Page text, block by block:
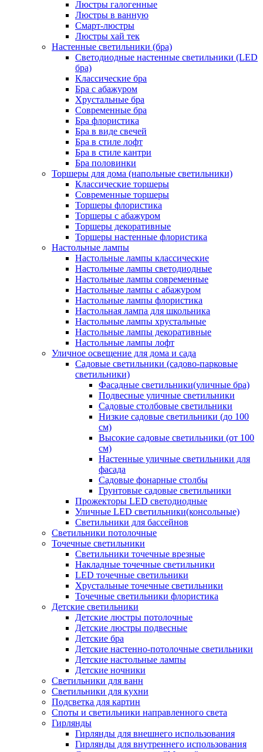
Люстры галогенные
Люстры в ванную
Смарт-люстры
Люстры хай тек
Настенные светильники (бра)
Светодиодные настенные светильники (LED
бра)
Классические бра
Бра с абажуром
Хрустальные бра
Современные бра
Бра флористика
Бра в виде свечей
Бра в стиле лофт
Бра в стиле кантри
Бра половинки
Торшеры для дома (напольные светильники)
Классические торшеры
Современные торшеры
Торшеры флористика
Торшеры с абажуром
Торшеры декоративные
Торшеры настенные флористика
Настольные лампы
Настольные лампы классические
Настольные лампы светодиодные
Настольные лампы современные
Настольные лампы с абажуром
Настольные лампы флористика
Настольная лампа для школьника
Настольные лампы хрустальные
Настольные лампы декоративные
Настольные лампы лофт
Уличное освещение для дома и сада
Садовые светильники (садово-парковые
светильники)
Фасадные светильники(уличные бра)
Подвесные уличные светильники
Садовые столбовые светильники
Низкие садовые светильники (до 100
см)
Высокие садовые светильники (от 100
см)
Настенные уличные светильники для
фасада
Садовые фонарные столбы
Грунтовые садовые светильники
Прожекторы LED светодиодные
Уличные LED светильники(консольные)
Светильники для бассейнов
Светильники потолочные
Точечные светильники
Светильники точечные врезные
Накладные точечные светильники
LED точечные светильники
Хрустальные точечные светильники
Точечные светильники флористика
Детские светильники
Детские люстры потолочные
Детские люстры подвесные
Детские бра
Детские настенно-потолочные светильники
Детские настольные лампы
Детские ночники
Светильники для ванн
Светильники для кухни
Подсветка для картин
Споты и светильники направленного света
Гирлянды
Гирлянды для внешнего использования
Гирлянды для внутреннего использования